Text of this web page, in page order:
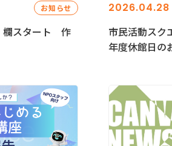
お知らせ
欄スタート 作
2026.04.28
市民活動スク
年度休館日の